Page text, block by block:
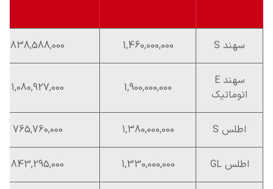
سهند S 1,460,000,000
838,588,000
سهند E
اتوماتیک
1,900,000,000
1,080,927,000
اطلس S 1,380,000,000
765,760,000
اطلس GL 1,330,000,000
843,295,000